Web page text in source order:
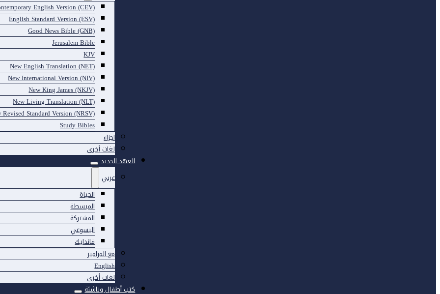
English Version (CEV)
English Standard Version (ESV)
Good News Bible (GNB)
Jerusalem Bible
KJV
New English Translation (NET)
New International Version (NIV)
New King James (NKJV)
New Living Translation (NLT)
Revised Standard Version (NRSV)
Study Bibles
اجزاء
لغات أخرى
العهد الجديد
عربي
الحياة
المبسطة
المشتركة
اليسوعي
فاندايك
مع المزامير
English
لغات أخرى
كتب أطفال وناشئة